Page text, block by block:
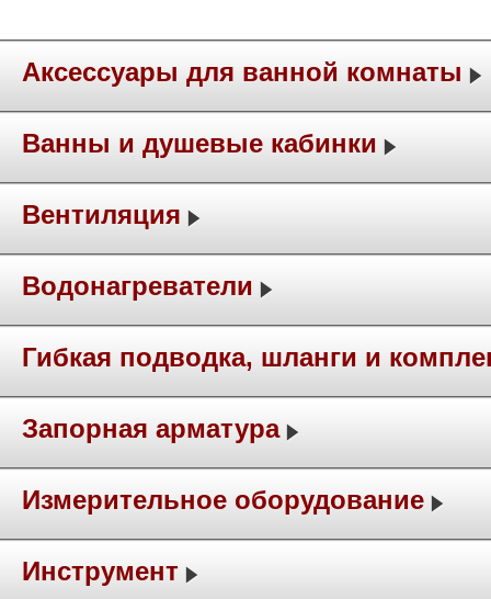
Аксессуары для ванной комнаты
Ванны и душевые кабинки
Вентиляция
Водонагреватели
Гибкая подводка, шланги и
Запорная арматура
Измерительное оборудование
Инструмент